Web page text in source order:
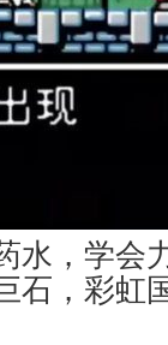
水，学会
石，彩虹